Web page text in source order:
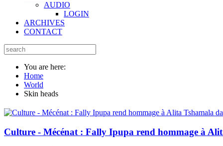
AUDIO
LOGIN
ARCHIVES
CONTACT
You are here:
Home
World
Skin heads
Culture - Mécénat : Fally Ipupa rend hommage à